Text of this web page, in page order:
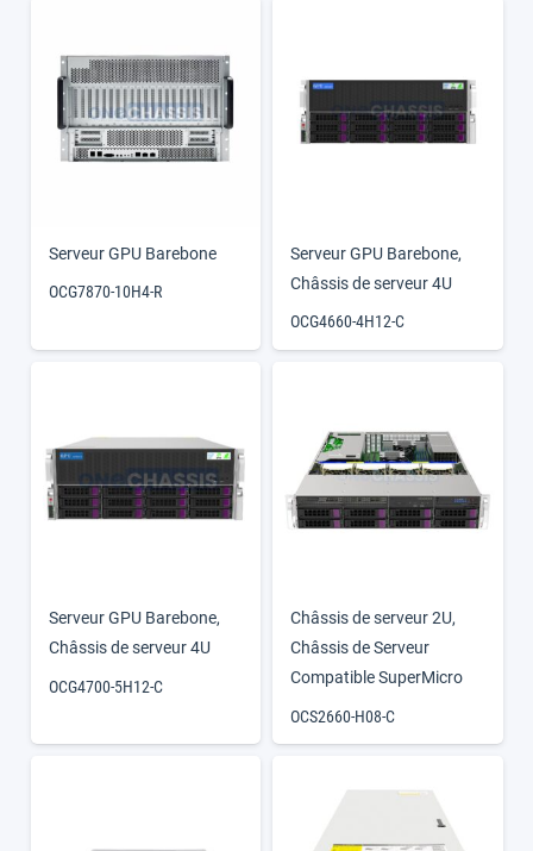
Serveur GPU Barebone
OCG7870-10H4-R
Serveur GPU Barebone,
Châssis de serveur 4U
OCG4660-4H12-C
Serveur GPU Barebone,
Châssis de serveur 4U
OCG4700-5H12-C
Châssis de serveur 2U,
Châssis de Serveur
Compatible SuperMicro
OCS2660-H08-C